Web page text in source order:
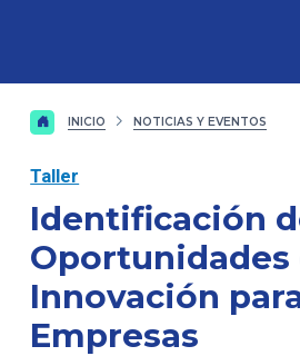
INICIO NOTICIAS Y EVENTOS
Taller
Identificación
Oportunidades
Innovación
Empresas